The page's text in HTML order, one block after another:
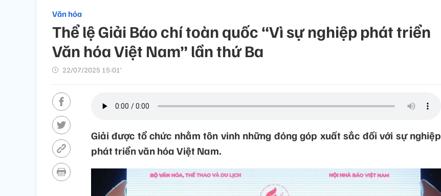
Văn hóa
Thể lệ Giải Báo chí toàn quốc “Vì sự nghiệp phát triển
Văn hóa Việt Nam” lần thứ Ba
22/07/2025 15:01’
Giải được tổ chức nhằm tôn vinh những đóng góp xuất sắc đối với sự nghiệp
phát triển văn hóa Việt Nam.